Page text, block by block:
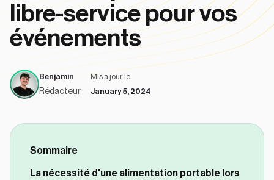
libre-service pour vos
événements
Benjamin
Rédacteur
Mis à jour le
January 5, 2024
Sommaire
La nécessité d'une alimentation portable lors